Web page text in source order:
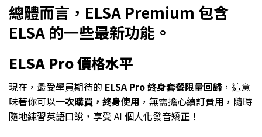
總體而言，ELSA Premium 包含
ELSA 的一些最新功能。
ELSA Pro 價格水平
現在，最受學員期待的 ELSA Pro 終身套餐限量回歸 ，這意
味著你可以一次購買，終身使用 ，無需擔心續訂費用，隨時
隨地練習英語口說，享受 AI 個人化發音矯正！